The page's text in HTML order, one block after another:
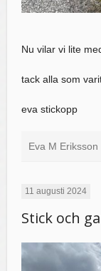
Nu vilar vi lite
tack alla som
eva stickopp
Eva M Eriksson
11 augusti 2024
Stick och